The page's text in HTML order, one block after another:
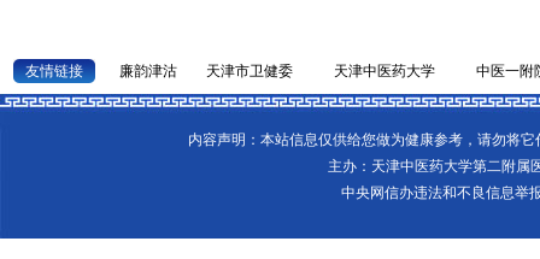
友情链接 廉韵津沽 天津市卫健委 天津中医药大学 中医一附
内容声明：本站信息仅供给您做为健康参考，请勿将
主办：天津中医药大学第二附属
中央网信办违法和不良信息举